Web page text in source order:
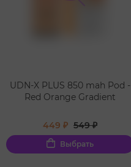
UDN-X PLUS 850 mah Pod -
Red Orange Gradient
449 ₽ 549 ₽
Выбрать